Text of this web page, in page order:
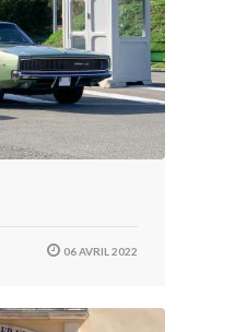
06 AVRIL 2022